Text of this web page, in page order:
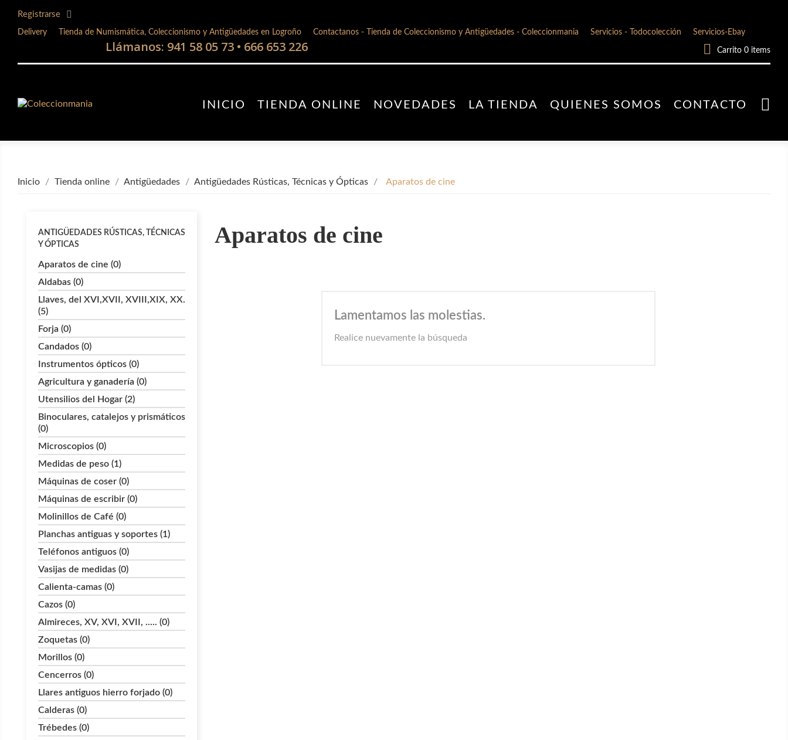
Registrarse
Delivery Tienda de Numismática, Coleccionismo y Antigüedades en Logroño Contactanos - Tienda de Coleccionismo y Antigüedades - Coleccionmania Servicios - Todocolección Servicios-Ebay
Llámanos: 941 58 05 73 • 666 653 226  Carrito 0 items
INICIO TIENDA ONLINE NOVEDADES LA TIENDA QUIENES SOMOS CONTACTO 
Inicio Tienda online Antigüedades Antigüedades Rústicas, Técnicas y Ópticas Aparatos de cine
ANTIGÜEDADES RÚSTICAS, TÉCNICAS
Y ÓPTICAS
Aparatos de cine (0)
Aldabas (0)
Llaves, del XVI,XVII, XVIII,XIX, XX.
(5)
Forja (0)
Candados (0)
Instrumentos ópticos (0)
Agricultura y ganadería (0)
Utensilios del Hogar (2)
Binoculares, catalejos y prismáticos
(0)
Microscopios (0)
Medidas de peso (1)
Máquinas de coser (0)
Máquinas de escribir (0)
Molinillos de Café (0)
Planchas antiguas y soportes (1)
Teléfonos antiguos (0)
Vasijas de medidas (0)
Calienta-camas (0)
Cazos (0)
Almireces, XV, XVI, XVII, ..... (0)
Zoquetas (0)
Morillos (0)
Cencerros (0)
Llares antiguos hierro forjado (0)
Calderas (0)
Trébedes (0)
Aparatos de cine
Lamentamos las molestias.
Realice nuevamente la búsqueda